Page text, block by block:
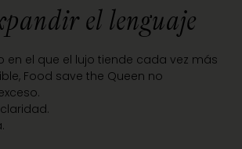
el lenguaje
en el que el lujo tiende cada vez más
Food save the Queen no